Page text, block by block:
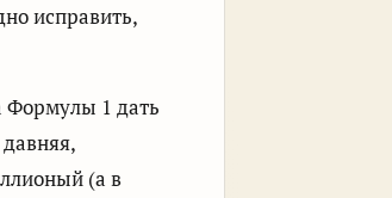
исправить,
Формулы 1 дать
(а в